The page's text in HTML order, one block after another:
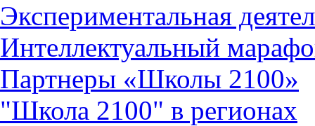
Экспериментальная
Интеллектуальный
Партнеры «Школы 2100»
"Школа 2100" в регионах